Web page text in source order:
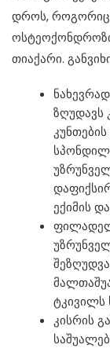
დროს,
თიაქარი.
ზღუდავს
ექიმის
ტკივილს
კისრის